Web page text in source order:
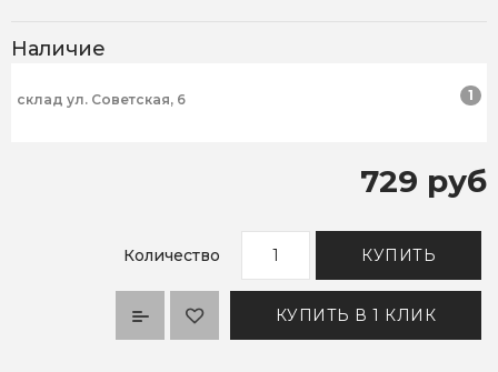
Наличие
склад ул. Советская, 6 1
729 руб
Количество КУПИТЬ
КУПИТЬ В 1 КЛИК